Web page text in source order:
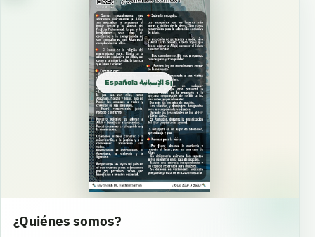
Española الإسبانية Spanish
¿Quiénes somos?